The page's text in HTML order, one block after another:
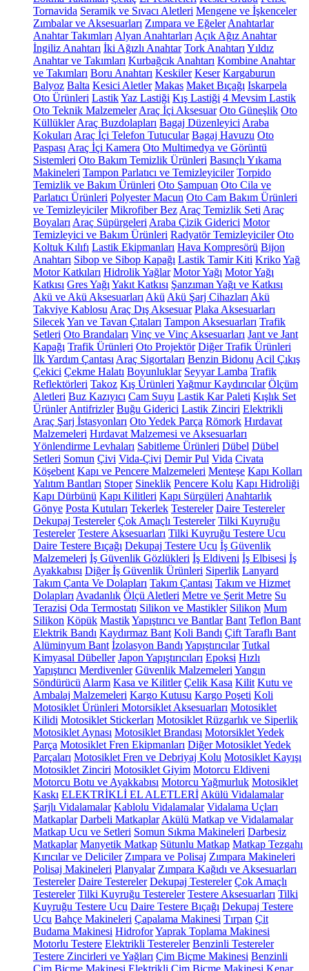
Tornavida Seramik ve Sıvacı Aletleri Mengene ve İşkenceler
Zımbalar ve Aksesuarları Zımpara ve Eğeler Anahtarlar
Anahtar Takımları Alyan Anahtarları Açık Ağız Anahtar
İngiliz Anahtarı İki Ağızlı Anahtar Tork Anahtarı Yıldız
Anahtar ve Takımları Kurbağcık Anahtarı Kombine Anahtar
ve Takımları Boru Anahtarı Keskiler Keser Kargaburun
Balyoz Balta Kesici Aletler Makas Maket Bıçağı Iskarpela
Oto Ürünleri LastikYaz Lastiği Kış Lastiği 4 Mevsim Lastik
Oto Teknik Malzemeler Araç İçi Aksesuar Oto Güneşlik Oto
Küllükler Araç Buzdolapları Bagaj Düzenleyici Araba
Kokuları Araç İçi Telefon Tutucular Bagaj Havuzu Oto
Paspası Araç İçi Kamera Oto Multimedya ve Görüntü
Sistemleri Oto Bakım Temizlik Ürünleri Basınçlı Yıkama
Makineleri Tampon Parlatıcı ve Temizleyiciler Torpido
Temizlik ve Bakım Ürünleri Oto Şampuan Oto Cila ve
Parlatıcı Ürünleri Polyester Macun Oto Cam Bakım Ürünleri
ve Temizleyiciler Mikrofiber Bez Araç Temizlik Seti Araç
Boyaları Araç Süpürgeleri Araba Çizik Giderici Motor
Temizleyici ve Bakım Ürünleri Radyatör Temizleyiciler Oto
Koltuk Kılıfı Lastik Ekipmanları Hava Kompresörü Bijon
Anahtarı Sibop ve Sibop Kapağı Lastik Tamir Kiti KrikoYağ
Motor Katkıları Hidrolik Yağlar Motor Yağı Motor Yağı
Katkısı Gres Yağı Yakıt Katkısı Şanzıman Yağı ve Katkısı
Akü ve Akü Aksesuarları Akü Akü Şarj Cihazları Akü
Takviye Kablosu Araç Dış Aksesuar Plaka Aksesuarları
SilecekYan ve Tavan Çıtaları Tampon Aksesuarları Trafik
Setleri Oto Brandaları Vinç ve Vinç Aksesuarları Jant ve Jant
Kapağı Trafik Ürünleri Oto Projektör Diğer Trafik Ürünleri
İlk Yardım Çantası Araç Sigortaları Benzin Bidonu Acil Çıkış
Çekici Çekme Halatı Boyunluklar Seyyar Lamba Trafik
Reflektörleri Takoz Kış Ürünleri Yağmur Kaydırıcılar Ölçüm
Aletleri Buz Kazıyıcı Cam Suyu Lastik Kar Paleti Kışlık Set
Ürünler Antifrizler Buğu Giderici Lastik Zinciri Elektrikli
Araç Şarj İstasyonları Oto Yedek Parça Römork Hırdavat
Malzemeleri Hırdavat Malzemesi ve Aksesuarları
Yönlendirme Levhaları Sabitleme Ürünleri Dübel Dübel
Setleri Somun Çivi Vida-Çivi Demir Pul Vida Civata
Köşebent Kapı ve Pencere Malzemeleri Menteşe Kapı Kolları
Yalıtım Bantları Stoper Sineklik Pencere Kolu Kapı Hidroliği
Kapı Dürbünü Kapı Kilitleri Kapı Sürgüleri Anahtarlık
Gönye Posta Kutuları Tekerlek Testereler Daire Testereler
Dekupaj Testereler Çok Amaçlı Testereler Tilki Kuyruğu
Testereler Testere Aksesuarları Tilki Kuyruğu Testere Ucu
Daire Testere Bıçağı Dekupaj Testere Ucu İş Güvenlik
Malzemeleri İş Güvenlik Gözlükleri İş Eldiveni İş Elbisesi İş
Ayakkabısı Diğer İş Güvenlik Ürünleri Siperlik Lanyard
Takım Çanta Ve Dolapları Takım Çantası Takım ve Hizmet
Dolapları Avadanlık Ölçü Aletleri Metre ve Şerit Metre Su
Terazisi Oda Termostatı Silikon ve Mastikler Silikon Mum
Silikon Köpük MastikYapıştırıcı ve Bantlar Bant Teflon Bant
Elektrik Bandı Kaydırmaz Bant Koli Bandı Çift Taraflı Bant
Alüminyum Bant İzolasyon Bandı Yapıştırıcılar Tutkal
Kimyasal Dübeller Japon Yapıştırıcıları Epoksi Hızlı
Yapıştırıcı Merdivenler Güvenlik Malzemeleri Yangın
Söndürücü Alarm Kasa ve Kilitler Çelik Kasa Kilit Kutu ve
Ambalaj Malzemeleri Kargo Kutusu Kargo Poşeti Koli
Motosiklet Ürünleri Motorsiklet Aksesuarları Motosiklet
Kilidi Motosiklet Stickerları Motosiklet Rüzgarlık ve Siperlik
Motosiklet Aynası Motosiklet Brandası Motorsiklet Yedek
Parça Motosiklet Fren Ekipmanları Diğer Motosiklet Yedek
Parçaları Motosiklet Fren ve Debriyaj Kolu Motosiklet Kayışı
Motosiklet Zinciri Motosiklet Giyim Motorcu Eldiveni
Motorcu Botu ve Ayakkabısı Motorcu Yağmurluk Motosiklet
Kaskı ELEKTRİKLİ EL ALETLERİ Akülü Vidalamalar
Şarjlı Vidalamalar Kablolu Vidalamalar Vidalama Uçları
Matkaplar Darbeli Matkaplar Akülü Matkap ve Vidalamalar
Matkap Ucu ve Setleri Somun Sıkma Makineleri Darbesiz
Matkaplar Manyetik Matkap Sütunlu Matkap Matkap Tezgahı
Kırıcılar ve Deliciler Zımpara ve Polisaj Zımpara Makineleri
Polisaj Makineleri Planyalar Zımpara Kağıdı ve Aksesuarları
Testereler Daire Testereler Dekupaj Testereler Çok Amaçlı
Testereler Tilki Kuyruğu Testereler Testere Aksesuarları Tilki
Kuyruğu Testere Ucu Daire Testere Bıçağı Dekupaj Testere
Ucu Bahçe Makineleri Çapalama Makinesi Tırpan Çit
Budama Makinesi HidroforYaprak Toplama Makinesi
Motorlu Testere Elektrikli Testereler Benzinli Testereler
Testere Zincirleri ve Yağları Çim Biçme Makinesi Benzinli
Çim Biçme Makinesi Elektrikli Çim Biçme Makinesi Kenar